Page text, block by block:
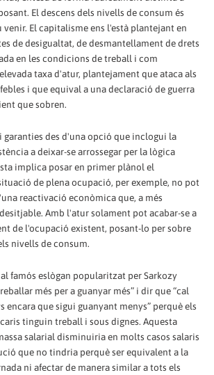
El descens dels nivells de consum és
venir. El capitalisme ens l'està plantejant en
de desigualtat, de desmantellament de drets
en les condicions de treball i com
taxa d'atur, plantejament que ataca als
i que equival a una declaració de guerra
que sobren.
garanties des d'una opció que inclogui la
a deixar-se arrossegar per la lògica
implica posar en primer plànol el
de plena ocupació, per exemple, no pot
reactivació econòmica que, a més
Amb l'atur solament pot acabar-se a
de l'ocupació existent, posant-lo per sobre
nivells de consum.
famós eslògan popularitzat per Sarkozy
més per a guanyar més” i dir que “cal
encara que sigui guanyant menys” perquè els
tinguin treball i sous dignes. Aquesta
salarial disminuiria en molts casos salaris
que no tindria perquè ser equivalent a la
ni afectar de manera similar a tots els